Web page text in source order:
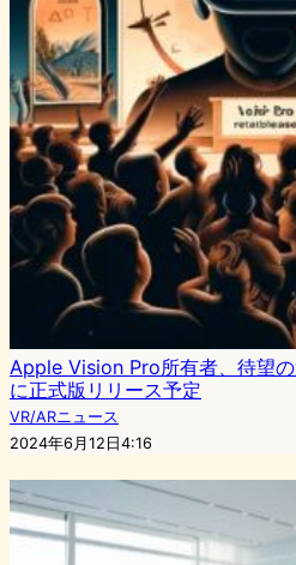
Apple Vision Pro所有者、待望
に正式版リリース予定
VR/ARニュース
2024年6月12日4:16